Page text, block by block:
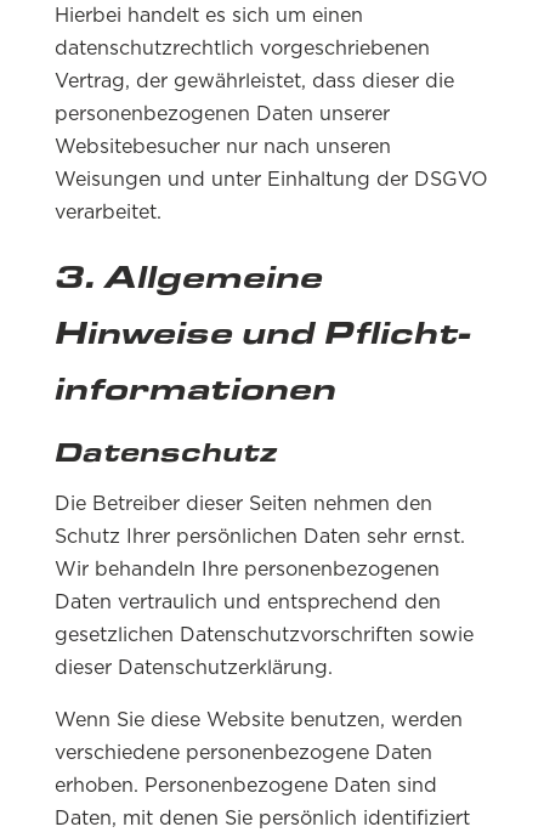
Hierbei handelt es sich um einen
datenschutzrechtlich vorgeschriebenen
Vertrag, der gewährleistet, dass dieser die
personenbezogenen Daten unserer
Websitebesucher nur nach unseren
Weisungen und unter Einhaltung der DSGVO
verarbeitet.
3. Allgemeine
Hinweise und Pflicht­
informationen
Datenschutz
Die Betreiber dieser Seiten nehmen den
Schutz Ihrer persönlichen Daten sehr ernst.
Wir behandeln Ihre personenbezogenen
Daten vertraulich und entsprechend den
gesetzlichen Datenschutzvorschriften sowie
dieser Datenschutzerklärung.
Wenn Sie diese Website benutzen, werden
verschiedene personenbezogene Daten
erhoben. Personenbezogene Daten sind
Daten, mit denen Sie persönlich identifiziert